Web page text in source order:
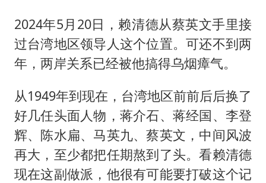
2024年5月20日，赖清德从蔡英文手里接
过台湾地区领导人这个位置。可还不到两
年，两岸关系已经被他搞得乌烟瘴气。
从1949年到现在，台湾地区前前后后换了
好几任头面人物，蒋介石、蒋经国、李登
辉、 陈水扁、马英九、蔡英文，中间风波
再大，至少都把任期熬到了头。看赖清德
现在这副做派，他很有可能要打破这个记